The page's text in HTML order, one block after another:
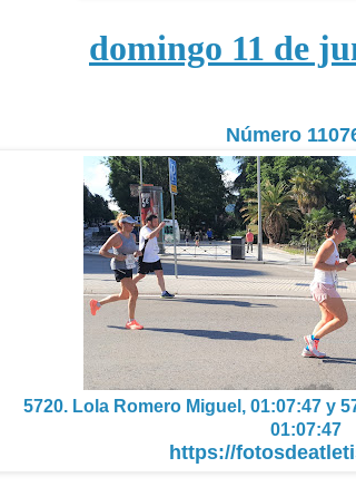
domingo 11 de
Número
5720. Lola Romero Miguel, 01:07:47 y
01:07:47
https://